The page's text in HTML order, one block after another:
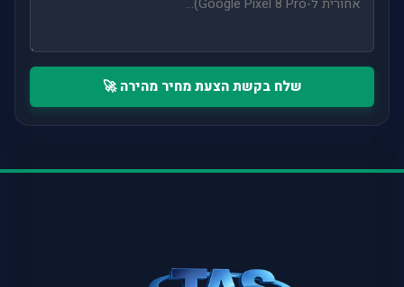
שלח בקשת הצעת מחיר מהירה 🚀